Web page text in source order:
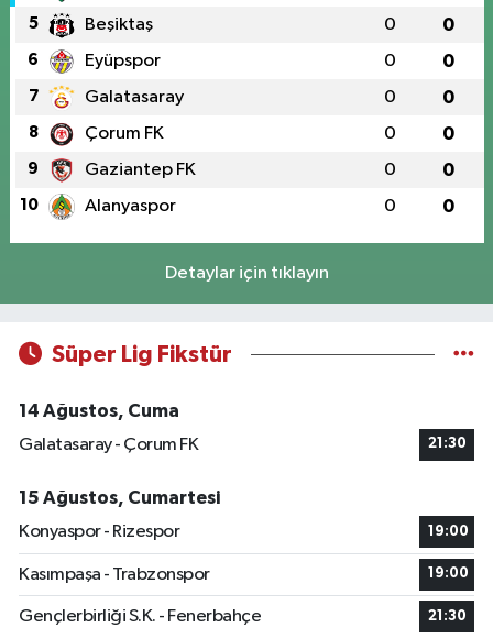
5 Beşiktaş 0 0
6 Eyüpspor 0 0
7 Galatasaray 0 0
8 Çorum FK 0 0
9 Gaziantep FK 0 0
10 Alanyaspor 0 0
Detaylar için tıklayın
Süper Lig Fikstür
14 Ağustos, Cuma
Galatasaray - Çorum FK
21:30
15 Ağustos, Cumartesi
Konyaspor - Rizespor
19:00
Kasımpaşa - Trabzonspor 19:00
Gençlerbirliği S.K. - Fenerbahçe 21:30